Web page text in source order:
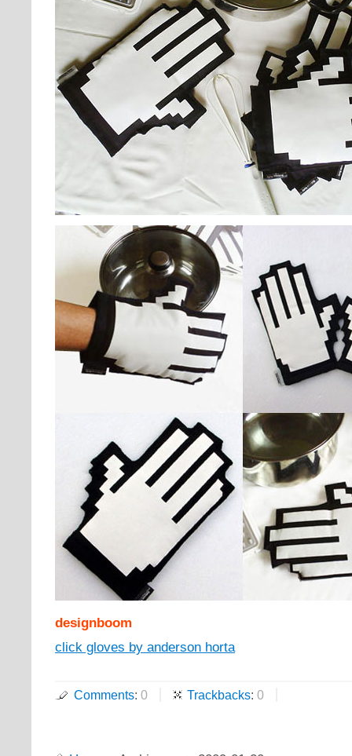
designboom
click gloves by anderson horta
Comments: 0 Trackbacks: 0